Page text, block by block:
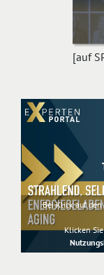
[auf
Bei Klick auf
Klicken